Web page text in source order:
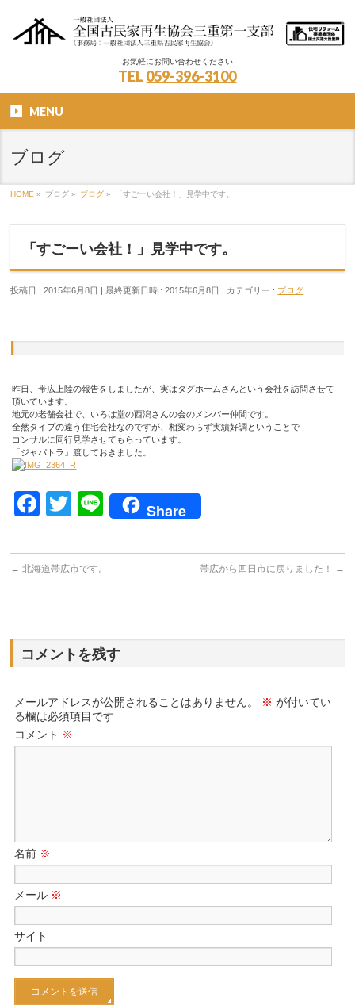
お気軽にお問い合わせください
TEL 059-396-3100
MENU
ブログ
HOME » ブログ » ブログ » 「すごーい会社！」見学中です。
「すごーい会社！」見学中です。
投稿日 : 2015年6月8日 最終更新日時 : 2015年6月8日 カテゴリー : ブログ
昨日、帯広上陸の報告をしましたが、実はタグホームさんという会社を訪問させて
頂いています。
地元の老舗会社で、いろは堂の西潟さんの会のメンバー仲間です。
全然タイプの違う住宅会社なのですが、相変わらず実績好調ということで
コンサルに同行見学させてもらっています。
「ジャパトラ」渡しておきました。
Facebook
Twitter
LineShare
← 北海道帯広市です。 帯広から四日市に戻りました！ →
コメントを残す
メールアドレスが公開されることはありません。 ※ が付いてい
る欄は必須項目です
コメント ※
名前 ※
メール ※
サイト